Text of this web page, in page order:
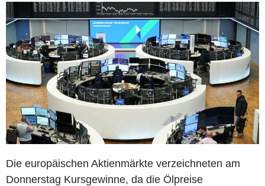
Die europäischen Aktienmärkte verzeichneten am
Donnerstag Kursgewinne, da die Ölpreise